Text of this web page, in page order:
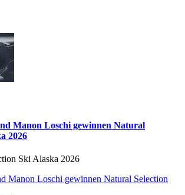
Manon Loschi gewinnen Natural
2026
Ski Alaska 2026
Manon Loschi gewinnen Natural Selection